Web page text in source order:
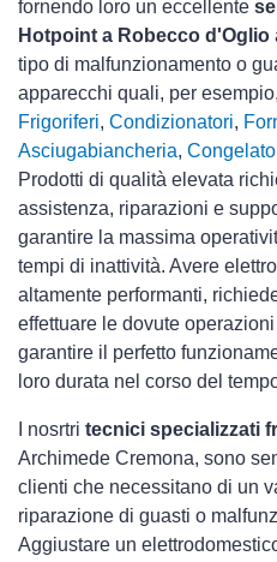
fornendo loro un eccellente
Hotpoint a Robecco d'Oglio
tipo di malfunzionamento o
apparecchi quali, per esempio,
Frigoriferi, Condizionatori,
Asciugabiancheria,
Prodotti di qualità elevata
assistenza, riparazioni e
garantire la massima
tempi di inattività. Avere
altamente performanti,
effettuare le dovute
garantire il perfetto
loro durata nel corso del
I nosrtri tecnici specializzati
Archimede Cremona, sono
clienti che necessitano di un
riparazione di guasti o
Aggiustare un